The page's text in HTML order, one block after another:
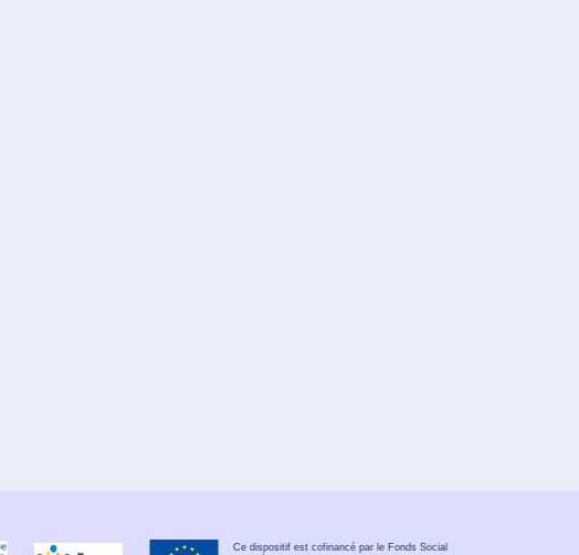
Ce dispositif est cofinancé par le Fonds Social